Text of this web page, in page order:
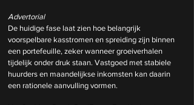
Advertorial
De huidige fase laat zien hoe belangrijk
voorspelbare kasstromen en spreiding zijn binnen
een portefeuille, zeker wanneer groeiverhalen
tijdelijk onder druk staan. Vastgoed met stabiele
huurders en maandelijkse inkomsten kan daarin
een rationele aanvulling vormen.